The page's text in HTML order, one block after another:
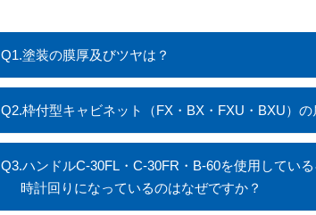
Q1.塗装の膜厚及びツヤは？
Q2.枠付型キャビネット（FX・BX・FXU・BXU）
Q3.ハンドルC-30FL・C-30FR・B-60を使用してい
時計回りになっているのはなぜですか？